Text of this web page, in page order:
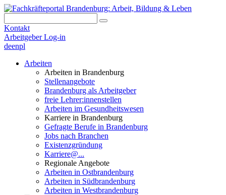
Kontakt
Arbeitgeber Log-in
deenpl
Arbeiten
Arbeiten in Brandenburg
Stellenangebote
Brandenburg als Arbeitgeber
freie Lehrer:innenstellen
Arbeiten im Gesundheitswesen
Karriere in Brandenburg
Gefragte Berufe in Brandenburg
Jobs nach Branchen
Existenzgründung
Karriere@...
Regionale Angebote
Arbeiten in Ostbrandenburg
Arbeiten in Südbrandenburg
Arbeiten in Westbrandenburg